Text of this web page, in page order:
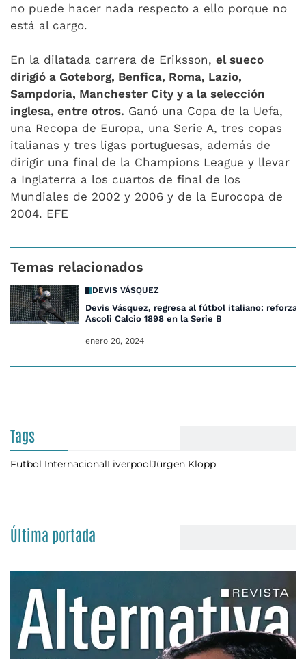
no puede hacer nada respecto a ello porque no
está al cargo.
En la dilatada carrera de Eriksson, el sueco
dirigió a Goteborg, Benfica, Roma, Lazio,
Sampdoria, Manchester City y a la selección
inglesa, entre otros. Ganó una Copa de la Uefa,
una Recopa de Europa, una Serie A, tres copas
italianas y tres ligas portuguesas, además de
dirigir una final de la Champions League y llevar
a Inglaterra a los cuartos de final de los
Mundiales de 2002 y 2006 y de la Eurocopa de
2004. EFE
Temas relacionados
DEVIS VÁSQUEZ
Devis Vásquez, regresa al fútbol italiano:
Ascoli Calcio 1898 en la Serie B
enero 20, 2024
Tags
Futbol InternacionalLiverpoolJürgen Klopp
Última portada